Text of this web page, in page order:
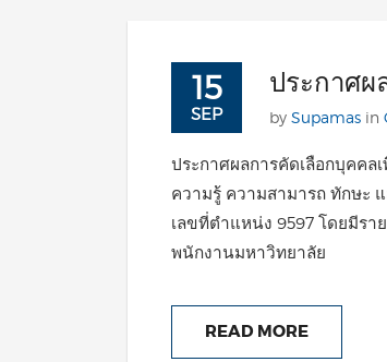
15
SEP
ประกาศผ
by Supamas in
ประกาศผลการคัดเลือกบุคคล
ความรู้ ความสามารถ ทักษะ
เลขที่ตำแหน่ง 9597 โดยมีรา
พนักงานมหาวิทยาลัย
READ MORE